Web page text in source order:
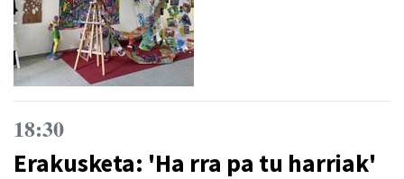
18:30
Erakusketa: 'Ha rra pa tu harriak'